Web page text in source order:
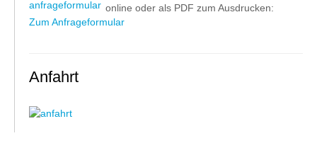
online oder als PDF zum Ausdrucken:
Zum Anfrageformular
Anfahrt